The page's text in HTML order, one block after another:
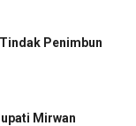
Penimbun
Mirwan